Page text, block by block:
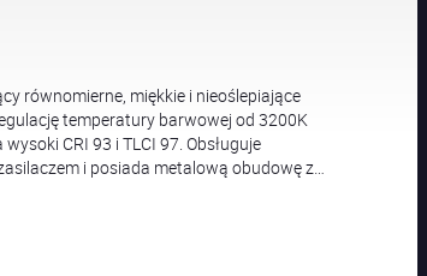
równomierne, miękkie i nieoślepiające
temperatury barwowej od 3200K
CRI 93 i TLCI 97. Obsługuje
i posiada metalową obudowę z…